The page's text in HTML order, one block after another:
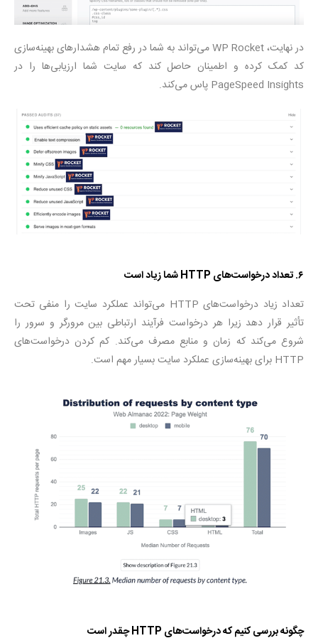
در نهایت، WP Rocket می‌تواند به شما در رفع تمام هشدارهای بهینه‌سازی
کد کمک کرده و اطمینان حاصل کند که سایت شما ارزیابی‌ها را در
PageSpeed Insights پاس می‌کند.
۶. تعداد درخواست‌های HTTP شما زیاد است
تعداد زیاد درخواست‌های HTTP می‌تواند عملکرد سایت را منفی تحت
تأثیر قرار دهد زیرا هر درخواست فرآیند ارتباطی بین مرورگر و سرور را
شروع می‌کند که زمان و منابع مصرف می‌کند. کم کردن درخواست‌های
HTTP برای بهینه‌سازی عملکرد سایت بسیار مهم است.
چگونه بررسی کنیم که درخواست‌های HTTP چقدر است